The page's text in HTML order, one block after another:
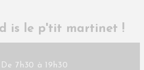
is le p'tit martinet !
De 7h30 à 19h30